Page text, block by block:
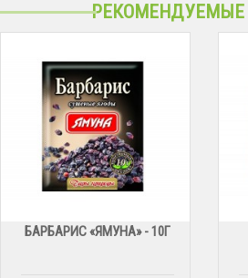
РЕКОМЕНДУЕМЫЕ
БАРБАРИС «ЯМУНА» - 10Г